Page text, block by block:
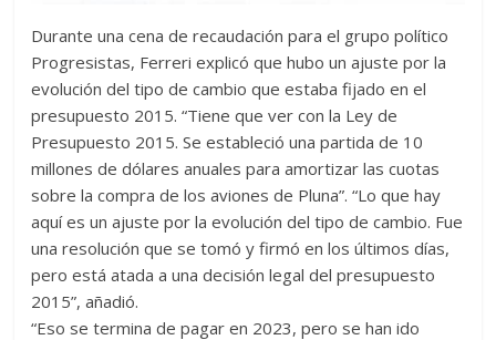
Durante una cena de recaudación para el grupo político
Progresistas, Ferreri explicó que hubo un ajuste por la
evolución del tipo de cambio que estaba fijado en el
presupuesto 2015. “Tiene que ver con la Ley de
Presupuesto 2015. Se estableció una partida de 10
millones de dólares anuales para amortizar las cuotas
sobre la compra de los aviones de Pluna”. “Lo que hay
aquí es un ajuste por la evolución del tipo de cambio. Fue
una resolución que se tomó y firmó en los últimos días,
pero está atada a una decisión legal del presupuesto
2015”, añadió.
“Eso se termina de pagar en 2023, pero se han ido